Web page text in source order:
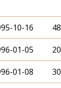
10-16 48
01-05 20
01-08 30